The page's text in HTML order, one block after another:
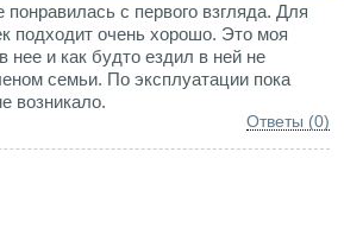
с первого взгляда. Для
подходит очень хорошо. Это моя
и как будто ездил в ней не
семьи. По эксплуатации пока
возникало.
Ответы (0)